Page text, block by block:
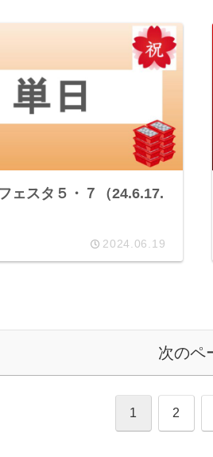
ェスタ５・７（24.6.17.
2024.06.19
次のペ
1 2